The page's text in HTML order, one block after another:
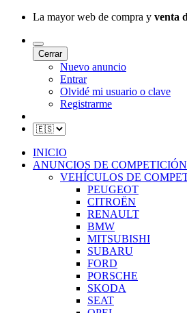
La mayor web de compra y venta
Cerrar
Nuevo anuncio
Entrar
Olvidé mi usuario o clave
Registrarme
INICIO
ANUNCIOS DE COMPETICIÓN
VEHÍCULOS DE
PEUGEOT
CITROËN
RENAULT
BMW
MITSUBISHI
SUBARU
FORD
PORSCHE
SKODA
SEAT